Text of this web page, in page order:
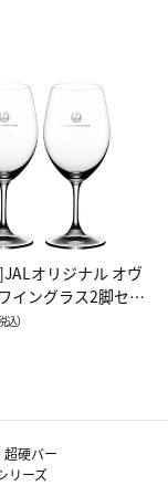
オリジナル オヴ
イングラス2脚セッ
イン）
込）
超硬バー
リーズ